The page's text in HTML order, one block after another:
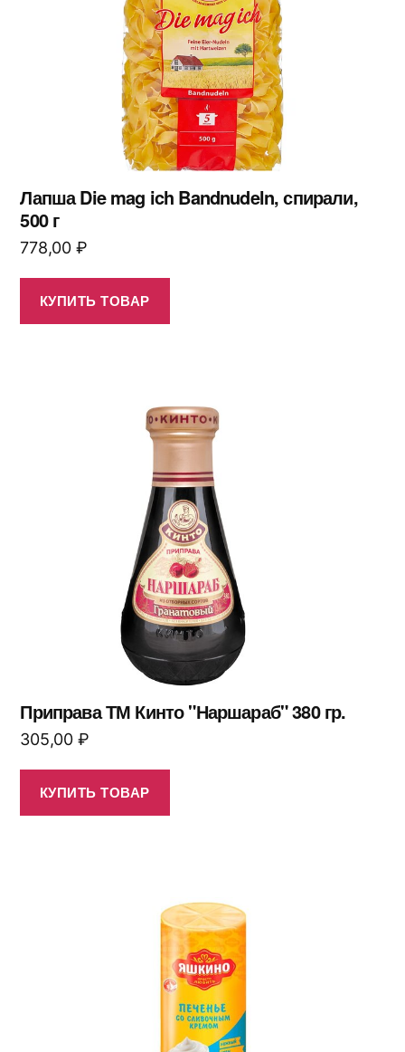
Лапша Die mag ich Bandnudeln, спирали,
500 г
778,00 ₽
КУПИТЬ ТОВАР
Приправа ТМ Кинто "Наршараб" 380 гр.
305,00 ₽
КУПИТЬ ТОВАР